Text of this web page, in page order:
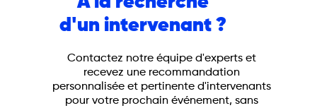
d'un intervenant ?
Contactez notre équipe d'experts et
recevez une recommandation
personnalisée et pertinente d'intervenants
pour votre prochain événement, sans